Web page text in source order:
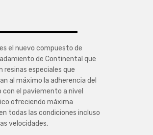
el nuevo compuesto de
de Continental que
resinas especiales que
al máximo la adherencia del
el paviemento a nivel
ofreciendo máxima
todas las condiciones incluso
velocidades.